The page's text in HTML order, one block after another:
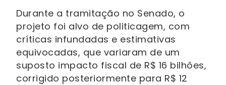
Durante a tramitação no Senado, o
projeto foi alvo de politicagem, com
críticas infundadas e estimativas
equivocadas, que variaram de um
suposto impacto fiscal de R$ 16 bilhões,
corrigido posteriormente para R$ 12